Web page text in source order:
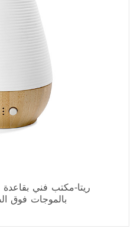
ريتا-مكتب فني
بالموجات فوق